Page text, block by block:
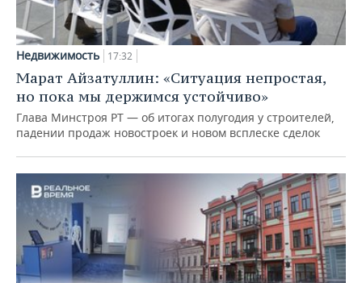
Недвижимость 17:32
Марат Айзатуллин: «Ситуация непростая,
но пока мы держимся устойчиво»
Глава Минстроя РТ — об итогах полугодия у строителей,
падении продаж новостроек и новом всплеске сделок